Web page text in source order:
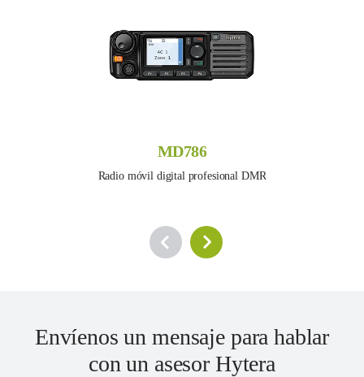
MD786
Radio móvil digital profesional DMR
Envíenos un mensaje para hablar
con un asesor Hytera